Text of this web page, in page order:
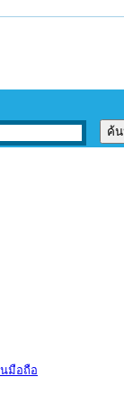
มือถือ